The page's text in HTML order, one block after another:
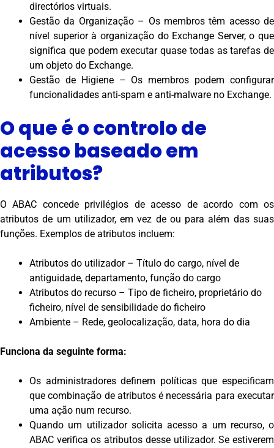
directórios virtuais.
Gestão da Organização – Os membros têm acesso de
nível superior à organização do Exchange Server, o que
significa que podem executar quase todas as tarefas de
um objeto do Exchange.
Gestão de Higiene – Os membros podem configurar
funcionalidades anti-spam e anti-malware no Exchange.
O que é o controlo de
acesso baseado em
atributos?
O ABAC concede privilégios de acesso de acordo com os
atributos de um utilizador, em vez de ou para além das suas
funções. Exemplos de atributos incluem:
Atributos do utilizador – Título do cargo, nível de
antiguidade, departamento, função do cargo
Atributos do recurso – Tipo de ficheiro, proprietário do
ficheiro, nível de sensibilidade do ficheiro
Ambiente – Rede, geolocalização, data, hora do dia
Funciona da seguinte forma:
Os administradores definem políticas que especificam
que combinação de atributos é necessária para executar
uma ação num recurso.
Quando um utilizador solicita acesso a um recurso, o
ABAC verifica os atributos desse utilizador. Se estiverem